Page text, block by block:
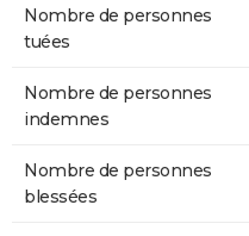
Nombre de personnes
tuées
Nombre de personnes
indemnes
Nombre de personnes
blessées